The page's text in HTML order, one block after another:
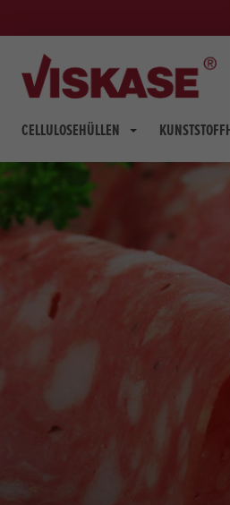
CELLULOSEHÜLLEN